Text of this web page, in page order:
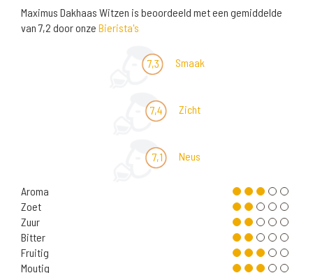
Maximus Dakhaas Witzen is beoordeeld met een gemiddelde
van 7,2 door onze Bierista's
7,3 Smaak
7,4 Zicht
7,1 Neus
Aroma
Zoet
Zuur
Bitter
Fruitig
Moutig